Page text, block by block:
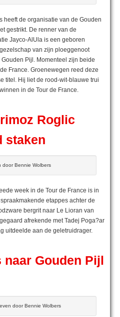
heeft de organisatie van de Gouden
gestrikt. De renner van de
Jayco-AlUla is een geboren
van zijn ploeggenoot
Pijl. Momenteel zijn beide
France. Groenewegen reed deze
titel. Hij liet de rood-wit-blauwe trui
in de Tour de France.
Roglic
staken
door Bennie Wolbers
week in de Tour de France is in
etappes achter de
bergrit naar Le Lioran van
afrekende met Tadej Poga?ar
uitdeelde aan de geletruidrager.
naar Gouden Pijl
door Bennie Wolbers